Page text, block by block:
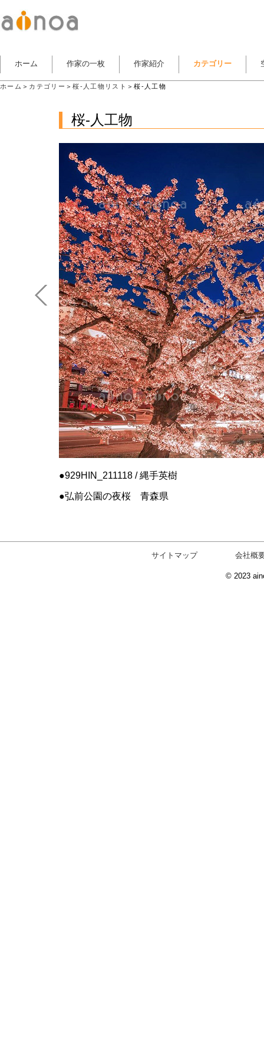
ホーム 作家の一枚 作家紹介 カテゴリー
ホーム ＞ カテゴリー ＞桜-人工物リスト ＞桜-人工物
桜-人工物
929HIN_211118 / 縄手英樹
弘前公園の夜桜 青森県
サイトマップ 会社概
© 2023